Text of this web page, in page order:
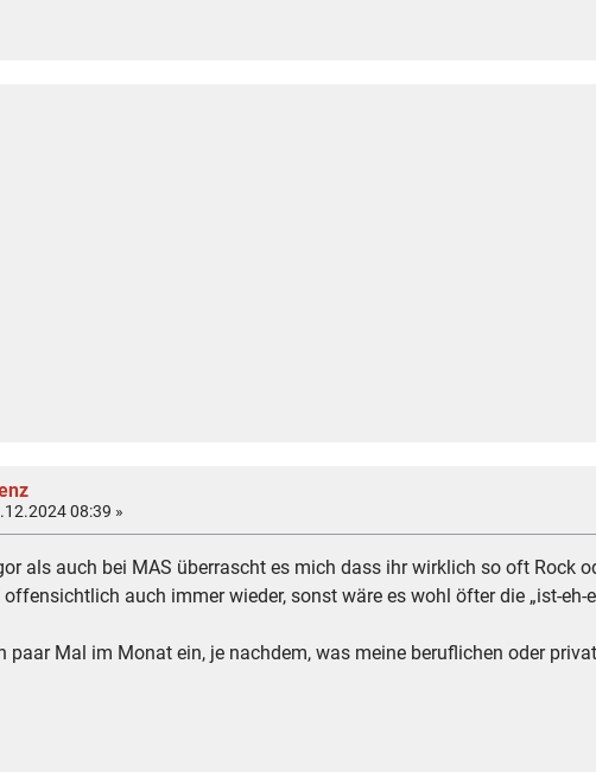
08:39 »
als auch bei MAS überrascht es mich dass ihr wirklich so oft Rock
auch immer wieder, sonst wäre es wohl öfter die „ist-eh-
paar Mal im Monat ein, je nachdem, was meine beruflichen oder